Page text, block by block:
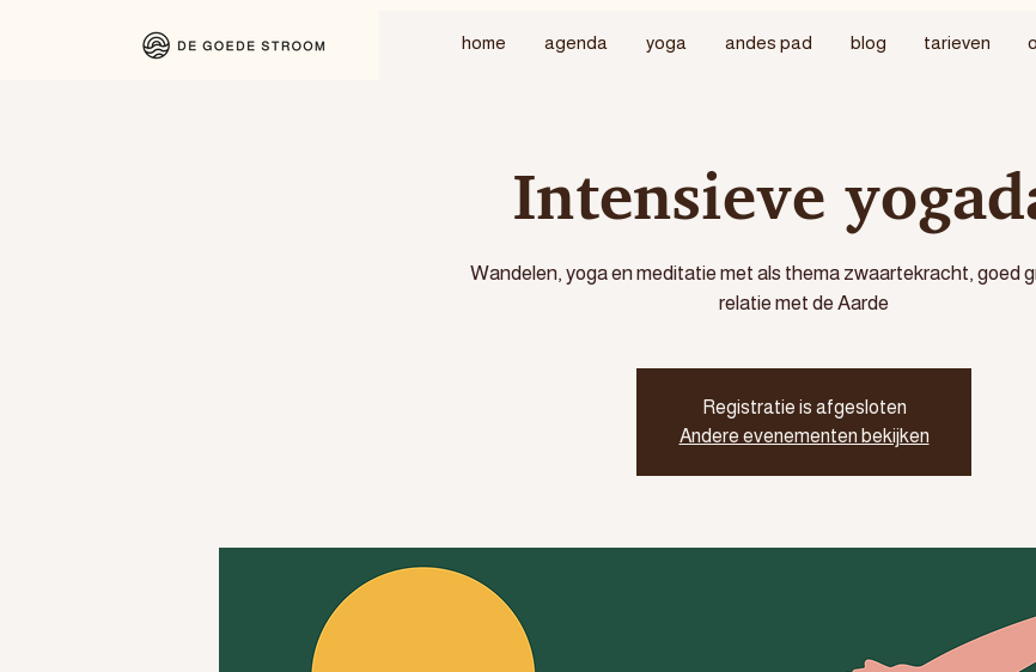
home agenda yoga andes pad blog tarieven
Intensieve
Wandelen, yoga en meditatie met als thema zwaartekracht, goed
relatie met de Aarde
Registratie is afgesloten
Andere evenementen bekijken